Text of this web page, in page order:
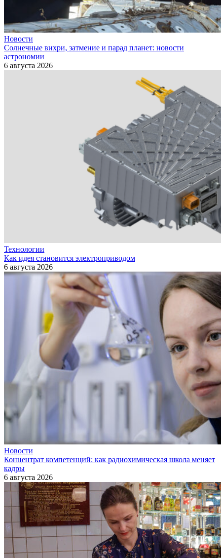
Новости
Солнечные вихри, затмение и парад планет: новости
астрономии
6 августа 2026
Технологии
Как идея становится электроприводом
6 августа 2026
Новости
Концентрат компетенций: как радиохимическая школа меняет
кадры
6 августа 2026